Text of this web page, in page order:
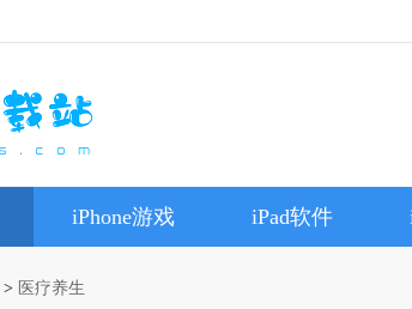
iPhone游戏 iPad软件
> 医疗养生